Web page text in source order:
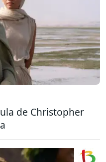
de Christopher